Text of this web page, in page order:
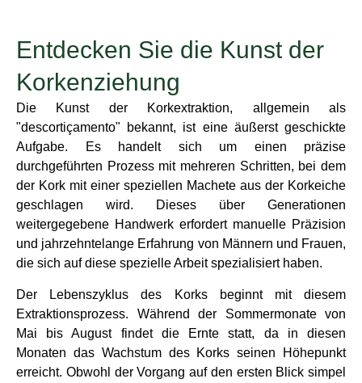
Entdecken Sie die Kunst der
Korkenziehung
Die Kunst der Korkextraktion, allgemein als
"descortiçamento" bekannt, ist eine äußerst geschickte
Aufgabe. Es handelt sich um einen präzise
durchgeführten Prozess mit mehreren Schritten, bei dem
der Kork mit einer speziellen Machete aus der Korkeiche
geschlagen wird. Dieses über Generationen
weitergegebene Handwerk erfordert manuelle Präzision
und jahrzehntelange Erfahrung von Männern und Frauen,
die sich auf diese spezielle Arbeit spezialisiert haben.
Der Lebenszyklus des Korks beginnt mit diesem
Extraktionsprozess. Während der Sommermonate von
Mai bis August findet die Ernte statt, da in diesen
Monaten das Wachstum des Korks seinen Höhepunkt
erreicht. Obwohl der Vorgang auf den ersten Blick simpel